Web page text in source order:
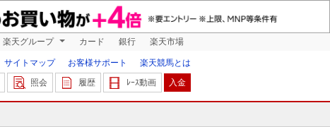
楽天グループ カード 銀行 楽天市場
サイトマップ お客様サポート
楽天競馬とは
照会 履歴 ﾚｰｽ動画 入金